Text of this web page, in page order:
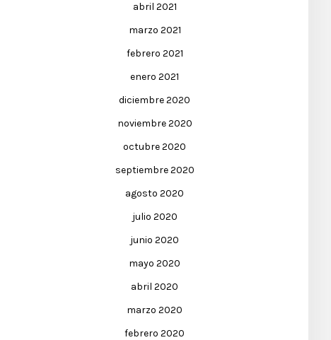
abril 2021
marzo 2021
febrero 2021
enero 2021
diciembre 2020
noviembre 2020
octubre 2020
septiembre 2020
agosto 2020
julio 2020
junio 2020
mayo 2020
abril 2020
marzo 2020
febrero 2020